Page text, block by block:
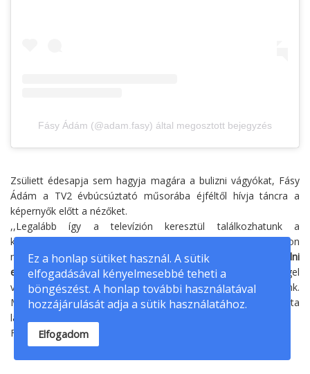
Fásy Ádám (@adam.fasy) által megosztott bejegyzés
Zsüliett édesapja sem hagyja magára a bulizni vágyókat, Fásy
Ádám a TV2 évbúcsúztató műsorába éjféltől hívja táncra a
képernyők előtt a nézőket.
,,Legalább így a televízión keresztül találkozhatunk a
közönséggel, de szeretném, ha minden a régi lenne! Nagyon
nehéz évet zárunk mindannyian.Jó lenne felhőtlenül örülni
egymásnak, együtt énekelni, szórakozni.Hiányzik a közönséggel
való találkozás, amihez az elmúlt két évtizedben hozzászoktunk.
Most érezzük igazán, hogy fontos az emberi érték” - nyilatkozta
lapunknak Fásy Ádám.
Forrás: Blikk
Ez a honlap sütiket használ. A sütik
elfogadásával kényelmesebbé teheti a
böngészést. A honlap további használatával
hozzájárulását adja a sütik használatához.
Elfogadom